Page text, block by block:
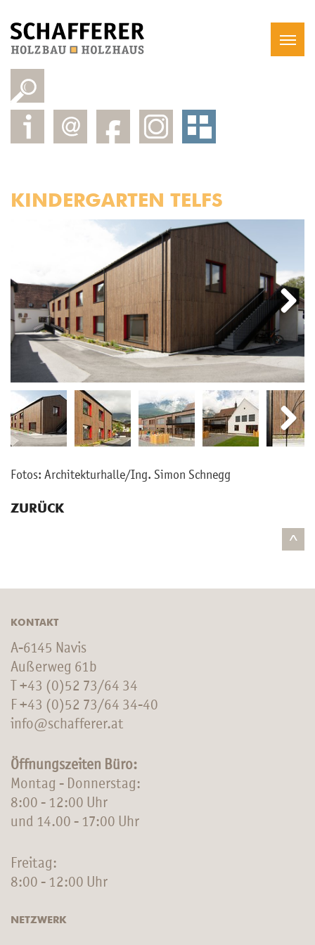
KINDERGARTEN TELFS
Next
Fotos: Ar­chi­tek­tur­hal­le/Ing. Simon Schnegg
ZURÜCK
^
KONTAKT
A-6145 Navis
Außerweg 61b
+43 (0)52 73/64 34
F +43 (0)52 73/64 34-40
info@schafferer.at
Öffnungszeiten Büro:
Montag - Donnerstag:
8:00 - 12:00 Uhr
und 14.00 - 17:00 Uhr
Freitag:
8:00 - 12:00 Uhr
NETZWERK